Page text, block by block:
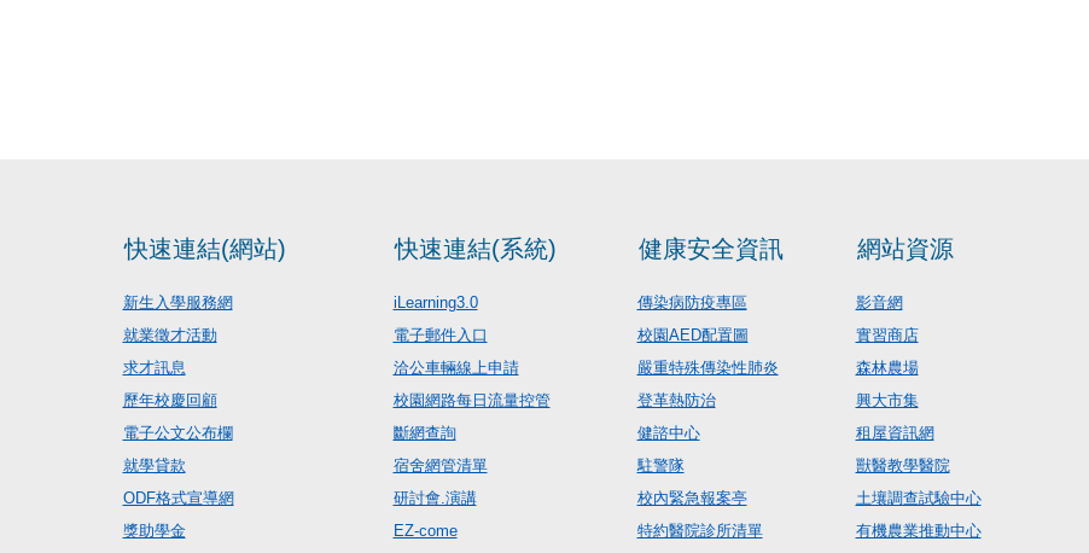
快速連結(網站)
新生入學服務網
就業徵才活動
求才訊息
歷年校慶回顧
電子公文公布欄
就學貸款
ODF格式宣導網
獎助學金
快速連結(系統)
iLearning3.0
電子郵件入口
洽公車輛線上申請
校園網路每日流量控管
斷網查詢
宿舍網管清單
研討會.演講
EZ-come
健康安全資訊
傳染病防疫專區
校園AED配置圖
嚴重特殊傳染性肺炎
登革熱防治
健諮中心
駐警隊
校內緊急報案亭
特約醫院診所清單
網站資源
影音網
實習商店
森林農場
興大市集
租屋資訊網
獸醫教學醫院
土壤調查試驗中心
有機農業推動中心